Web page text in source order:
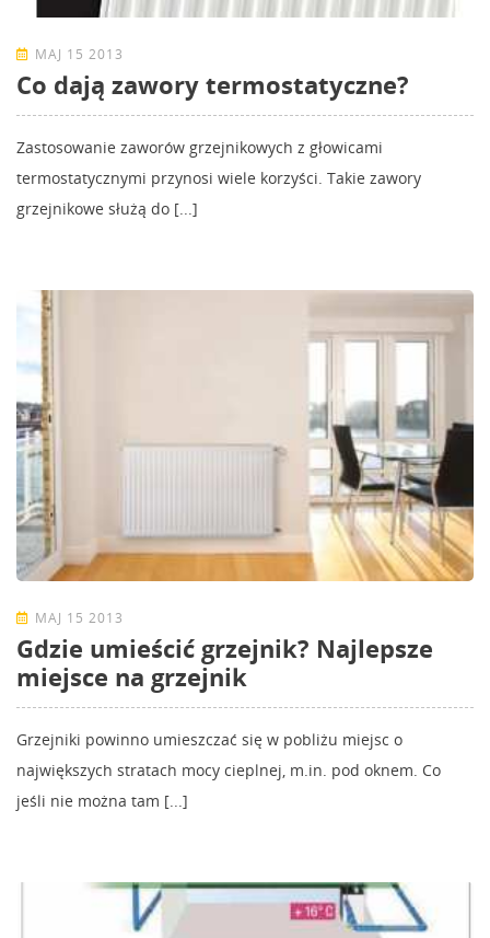
MAJ 15 2013
Co dają zawory termostatyczne?
Zastosowanie zaworów grzejnikowych z głowicami
termostatycznymi przynosi wiele korzyści. Takie zawory
grzejnikowe służą do [...]
MAJ 15 2013
Gdzie umieścić grzejnik? Najlepsze
miejsce na grzejnik
Grzejniki powinno umieszczać się w pobliżu miejsc o
największych stratach mocy cieplnej, m.in. pod oknem. Co
jeśli nie można tam [...]